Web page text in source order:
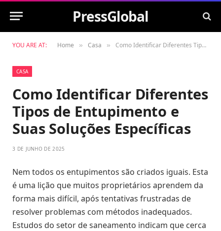
PressGlobal
YOU ARE AT: Home » Casa » Como Identificar Diferentes Tipos de Entupimento e Suas Soluções Específicas
CASA
Como Identificar Diferentes
Tipos de Entupimento e
Suas Soluções Específicas
3 DE JUNHO DE 2025
Nem todos os entupimentos são criados iguais. Esta
é uma lição que muitos proprietários aprendem da
forma mais difícil, após tentativas frustradas de
resolver problemas com métodos inadequados.
Estudos do setor de saneamento indicam que cerca